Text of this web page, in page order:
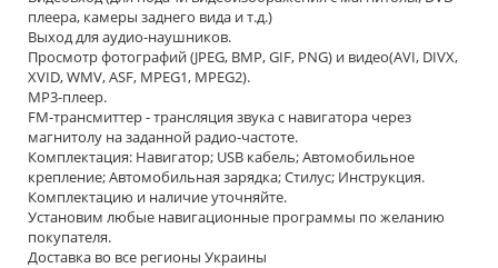
плеера, камеры заднего вида и т.д.)
Выход для аудио-наушников.
Просмотр фотографий (JPEG, BMP, GIF, PNG) и видео(AVI, DIVX,
XVID, WMV, ASF, MPEG1, MPEG2).
MP3-плеер.
FM-трансмиттер - трансляция звука с навигатора через
магнитолу на заданной радио-частоте.
Комплектация: Навигатор; USB кабель; Автомобильное
крепление; Автомобильная зарядка; Стилус; Инструкция.
Комплектацию и наличие уточняйте.
Установим любые навигационные программы по желанию
покупателя.
Доставка во все регионы Украины